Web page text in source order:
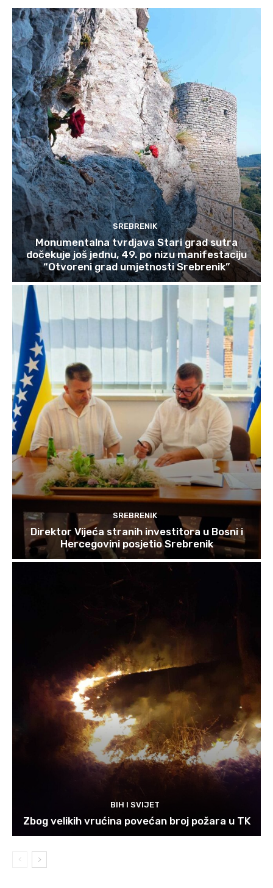
SREBRENIK
Monumentalna tvrdjava Stari grad sutra
dočekuje još jednu, 49. po nizu manifestaciju
“Otvoreni grad umjetnosti Srebrenik”
SREBRENIK
Direktor Vijeća stranih investitora u Bosni i
Hercegovini posjetio Srebrenik
BIH I SVIJET
Zbog velikih vrućina povećan broj požara u TK